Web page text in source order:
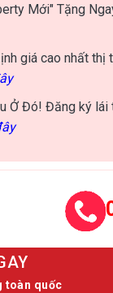
Mới" Tặng
giá cao nhất thị
Ở Đó! Đăng ký lái
toàn quốc